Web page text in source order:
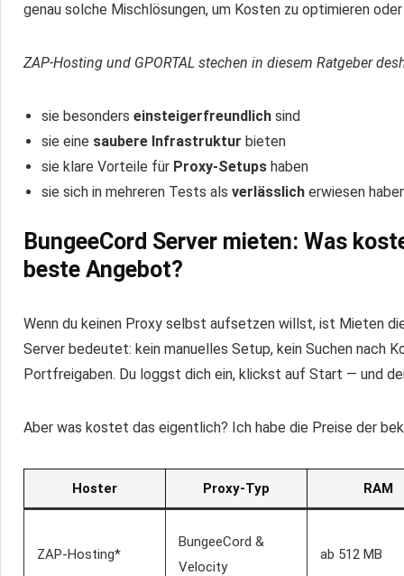
genau solche Mischlösungen, um Kosten zu optimieren
ZAP-Hosting und GPORTAL stechen in diesem Ratgeber
sie besonders einsteigerfreundlich sind
sie eine saubere Infrastruktur bieten
sie klare Vorteile für Proxy-Setups haben
sie sich in mehreren Tests als verlässlich erwiesen
BungeeCord Server mieten: Was
beste Angebot?
Wenn du keinen Proxy selbst aufsetzen willst, ist Mieten
Server bedeutet: kein manuelles Setup, kein Suchen nach
Portfreigaben. Du loggst dich ein, klickst auf Start — und
Aber was kostet das eigentlich? Ich habe die Preise der
Hoster Proxy-Typ RAM
ZAP-Hosting*
BungeeCord &
Velocity
ab 512 MB